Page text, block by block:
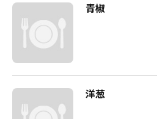
青椒
洋葱